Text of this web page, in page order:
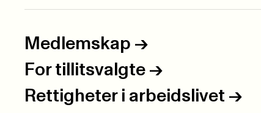
Medlemskap ->
For tillitsvalgte ->
Rettigheter i arbeidslivet ->